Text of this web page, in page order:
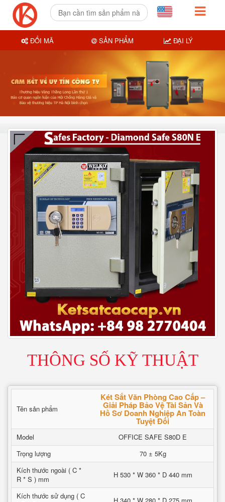
THÔNG SỐ KỸ THUẬT
Tên sản phẩm
Két Sắt Văn Phòng Cao Cấp –
Giải Pháp Bảo Vệ Tài Sản Và
Hồ Sơ Doanh Nghiệp An Toàn
Tuyệt Đối
Model
OFFICE SAFE S80D E
Trọng lượng
70 ± 5Kg
Kích thước ngoài ( C *
R * S ) mm
H 530 * W 360 * D 440 mm
Kích thước sử dụng ( C
ĐỔI MÃ SẢN PHẨM ĐẠI LÝ